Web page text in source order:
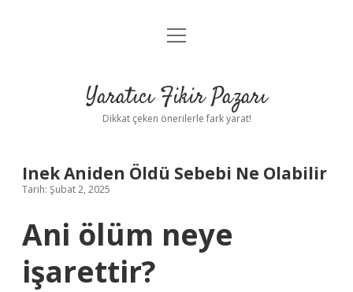
Anasayfa
Yasal Uyarı
menüyü
Yaratıcı Fikir Pazarı
Dikkat çeken önerilerle fark yarat!
Inek Aniden Öldü Sebebi Ne Olabilir
Tarih: Şubat 2, 2025
Ani ölüm neye
işarettir?